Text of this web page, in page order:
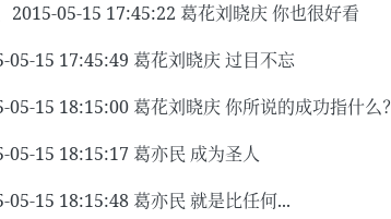
2015-05-15 17:45:22 葛花刘晓庆 你也很好看
05-15 17:45:49 葛花刘晓庆 过目不忘
05-15 18:15:00 葛花刘晓庆 你所说的成功指什么？
05-15 18:15:17 葛亦民 成为圣人
05-15 18:15:48 葛亦民 就是比任何...